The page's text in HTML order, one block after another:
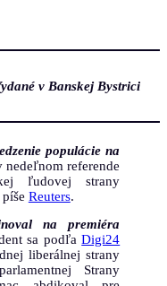
v Banskej Bystrici
populácie na
nedeľnom referende
ľudovej strany
Reuters.
na premiéra
sa podľaDigi24
liberálnej strany
Strany